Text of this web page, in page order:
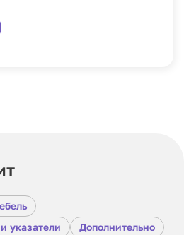
указатели
Дополнительно